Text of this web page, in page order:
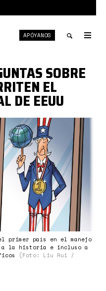
search
APÓYANOS
primer país en el manejo
a la historia e incluso a
(Foto: Liu Rui /
SOBRE
EL
DE EEUU